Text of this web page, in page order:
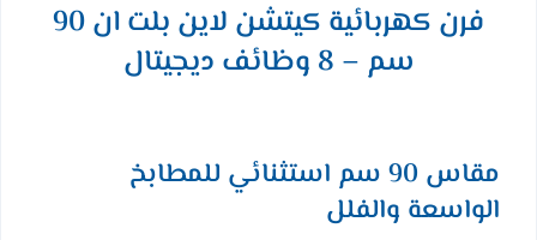
فرن كهربائية كيتشن لاين بلت ان 90
سم – 8 وظائف ديجيتال
مقاس 90 سم استثنائي للمطابخ
الواسعة والفلل